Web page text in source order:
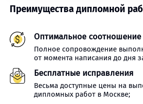
Преимущества дипломной
Оптимальное соотношение
Полное сопровождение
от момента написания до дня
Бесплатные исправления
Весьма доступные цены на
дипломных работ в Москве;